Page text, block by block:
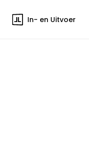
In- en Uitvoer